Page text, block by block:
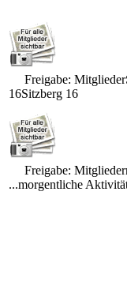
Freigabe: Mitglieder
16Sitzberg 16
Freigabe: Mitglieder
...morgentliche